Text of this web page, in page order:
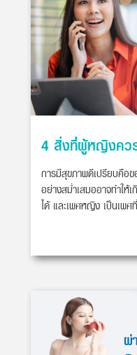
4 สิ่งที่ผู้หญิงคว
การมีสุขภาพดีเปรียบคือ
อย่างสม่ำเสมออาจทำให้
ได้ และเพศหญิง เป็นเพ